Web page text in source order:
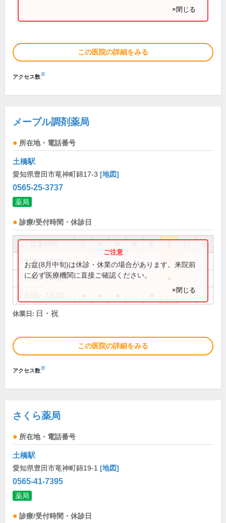
×閉じる
この医院の詳細をみる
アクセス数※
メープル調剤薬局
所在地・電話番号
土橋駅
愛知県豊田市竜神町錦17-3 [地図]
0565-25-3737
薬局
診療/受付時間・休診日
祝
9:00～12:30 ●
9:00～14:00
お盆(8月中旬)は休診・休業の場合があります。来院前
に必ず医療機関に直接ご確認ください。
×閉じる
休業日: 日・祝
この医院の詳細をみる
アクセス数※
さくら薬局
所在地・電話番号
土橋駅
愛知県豊田市竜神町錦19-1 [地図]
0565-41-7395
薬局
診療/受付時間・休診日